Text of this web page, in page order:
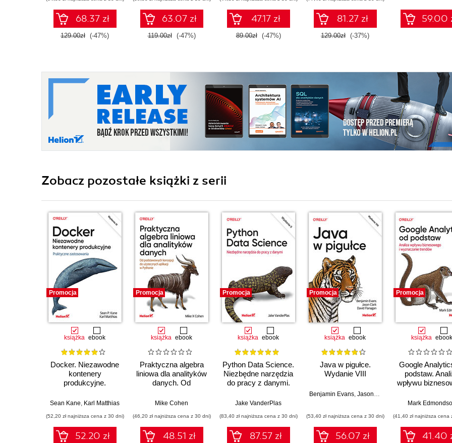
grafice. Wydanie V
68.37 zł
129.00zł (-47%)
63.07 zł
119.00zł (-47%)
47.17 zł
89.00zł (-47%)
81.27 zł
129.00zł (-37%)
59.00
Zobacz pozostałe książki z serii
Promocja
książka ebook
Docker. Niezawodne
kontenery
produkcyjne.
zastosowania.
Sean Kane Karl Matthias
(52,20 zł najniższa cena z 30 dni)
52.20 zł
Promocja
książka ebook
Praktyczna algebra
liniowa dla analityków
danych. Od
koncepcji do
w Pythonie
Mike Cohen
(46,20 zł najniższa cena z 30 dni)
48.51 zł
Promocja
książka ebook
Python Data Science.
Niezbędne narzędzia
do pracy z danymi.
Jake VanderPlas
(83,40 zł najniższa cena z 30 dni)
87.57 zł
Promocja
książka ebook
Java w pigułce.
Wydanie VIII
Benjamin Evans Jason Clark
(53,40 zł najniższa cena z 30 dni)
56.07 zł
Promocja
książka ebook
Google
podstaw.
wpływu
trendów
Mark
(41,40 zł najniższa cena
41.40